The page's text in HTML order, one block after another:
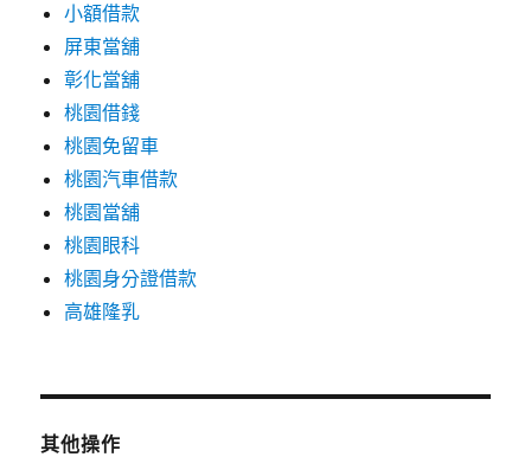
小額借款
屏東當舖
彰化當舖
桃園借錢
桃園免留車
桃園汽車借款
桃園當舖
桃園眼科
桃園身分證借款
高雄隆乳
其他操作